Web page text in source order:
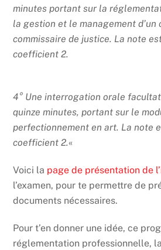
minutes portant sur la
la gestion et le management d’un
commissaire de justice. La note
coefficient 2.
4° Une interrogation orale
quinze minutes, portant sur le
perfectionnement en art. La note
coefficient 2.«
Voici la page de présentation de
l’examen, pour te permettre de
documents nécessaires.
Pour t’en donner une idée, ce
réglementation professionnelle,